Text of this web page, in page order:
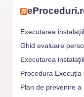
Executarea
Ghid evaluare
Executarea
Procedura
Plan de prevenire